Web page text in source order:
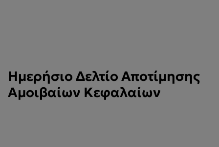
Ημερήσιο Δελτίο Αποτίμησης
Αμοιβαίων Κεφαλαίων